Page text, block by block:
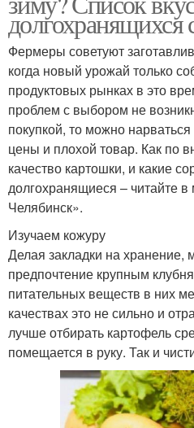
долгохранящихся
Фермеры советуют
когда новый урожай только
продуктовых рынках в это
проблем с выбором не
покупкой, то можно
цены и плохой товар. Как по
качество картошки, и какие
долгохранящиеся – читайте
Челябинск».
Изучаем кожуру
Делая закладки на хранение,
предпочтение крупным
питательных веществ в них
качествах это не сильно и
лучше отбирать картофель
помещается в руку. Так и